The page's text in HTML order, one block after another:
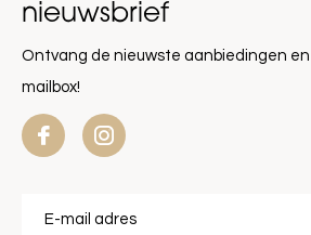
nieuwsbrief
Ontvang de nieuwste aanbiedingen en
mailbox!